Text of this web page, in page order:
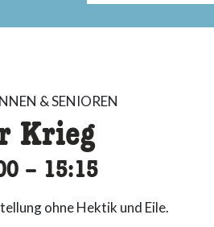
& SENIOREN
Krieg
accessibility.time_to
– 15:15
ohne Hektik und Eile.